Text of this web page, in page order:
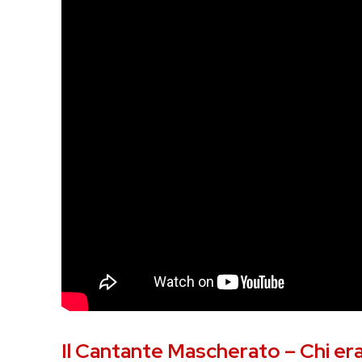
Il Cantante Mascherato – Chi